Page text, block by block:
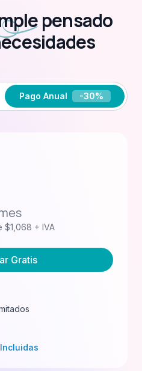
pensado
Pago Anual -30%
$1,068 + IVA
Gratis